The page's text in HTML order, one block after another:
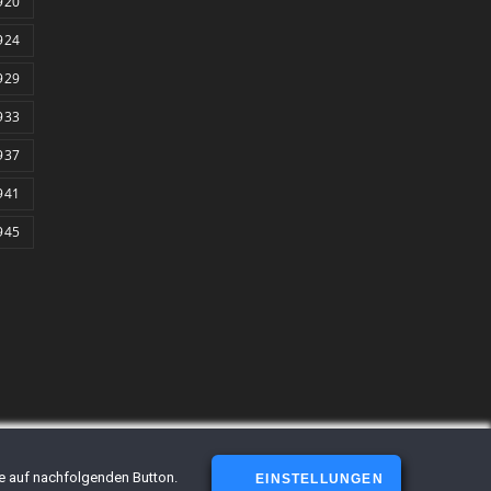
auf nachfolgenden Button. EINSTELLUNGEN